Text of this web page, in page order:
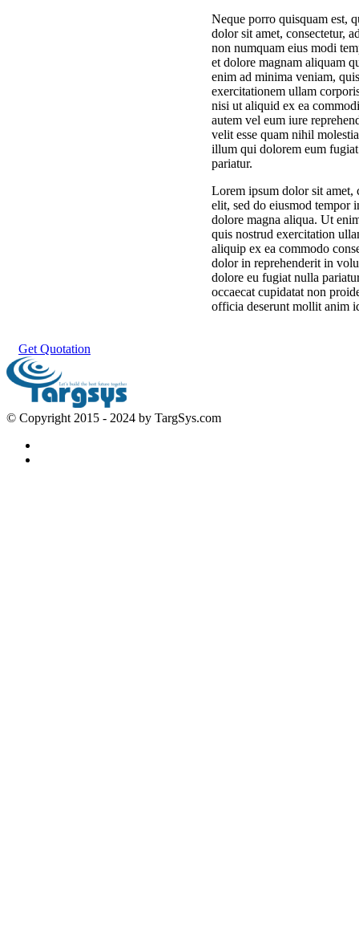
Neque porro quisquam est,
dolor sit amet, consectetur,
non numquam eius modi
et dolore magnam aliquam
enim ad minima veniam,
exercitationem ullam
nisi ut aliquid ex ea
autem vel eum iure
velit esse quam nihil
illum qui dolorem eum
pariatur.
Lorem ipsum dolor sit amet,
elit, sed do eiusmod tempor
dolore magna aliqua. Ut
quis nostrud exercitation
aliquip ex ea commodo
dolor in reprehenderit in
dolore eu fugiat nulla
occaecat cupidatat non
officia deserunt mollit anim
Get Quotation
© Copyright 2015 - 2024 by TargSys.com